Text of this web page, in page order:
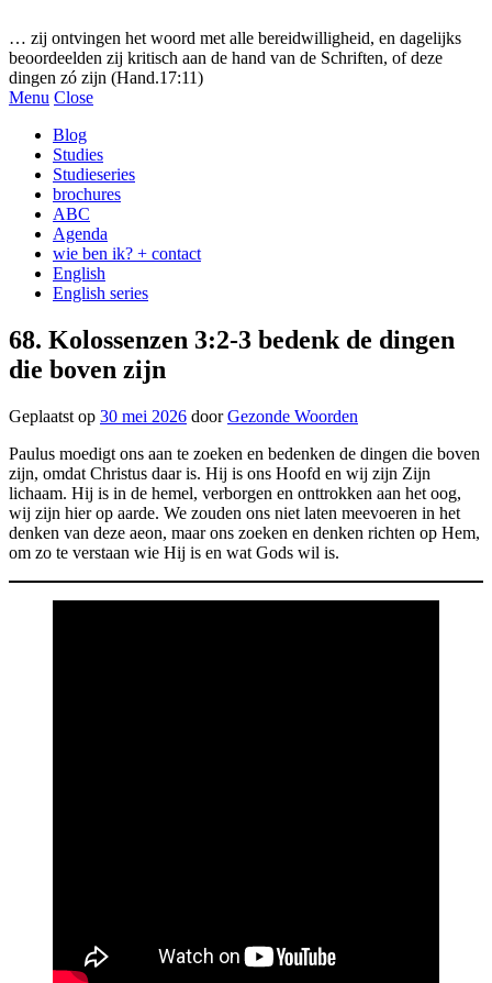
… zij ontvingen het woord met alle bereidwilligheid, en dagelijks
beoordeelden zij kritisch aan de hand van de Schriften, of deze
dingen zó zijn (Hand.17:11)
Menu Close
Blog
Studies
Studieseries
brochures
ABC
Agenda
wie ben ik? + contact
English
English series
68. Kolossenzen 3:2-3 bedenk de dingen
die boven zijn
Geplaatst op 30 mei 2026 doorGezonde Woorden
Paulus moedigt ons aan te zoeken en bedenken de dingen die boven
zijn, omdat Christus daar is. Hij is ons Hoofd en wij zijn Zijn
lichaam. Hij is in de hemel, verborgen en onttrokken aan het oog,
wij zijn hier op aarde. We zouden ons niet laten meevoeren in het
denken van deze aeon, maar ons zoeken en denken richten op Hem,
om zo te verstaan wie Hij is en wat Gods wil is.